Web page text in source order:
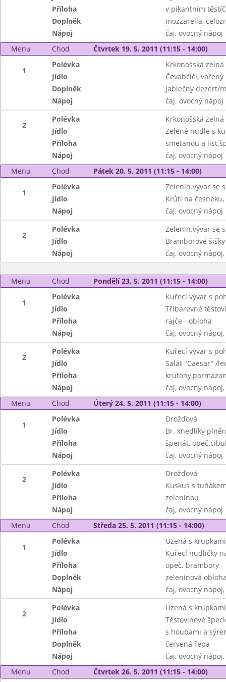
Příloha
v pikantním
Doplněk
mozzarella,
Nápoj
čaj, ovocný nápoj
Menu
Chod Čtvrtek 19. 5. 2011 (11:15 - 14:00)
1
Polévka
Krkonošská zelná
Jídlo
Čevabčiči,
Doplněk
jablečný dezert/
Nápoj
čaj. ovocný nápoj
2
Polévka
Krkonošská zelná
Jídlo
Zelené nudle s
Příloha
smetanou a
Nápoj
čaj, ovocný nápoj
Menu
Chod Pátek 20. 5. 2011 (11:15 - 14:00)
1
Polévka
Zelenin.vývar se
Jídlo
Krůtí na
Nápoj
čaj, ovocný nápoj
2
Polévka
Zelenin.vývar se
Jídlo
Bramborové
Nápoj
čaj, ovocný
Menu Chod Pondělí 23. 5. 2011 (11:15 - 14:00)
1
Polévka
Kuřecí vývar s
Jídlo
Tříbarevné
Příloha
rajče - obloha
Nápoj
čaj, ovocný
2
Polévka
Kuřecí vývar s
Jídlo
Salát "Caesar" /
Příloha
Nápoj
čaj, ovocný
Menu
Chod Úterý 24. 5. 2011 (11:15 - 14:00)
1
Polévka
Drožďová
Jídlo
Br. knedlíky
Příloha
špenát,
Nápoj
čaj, ovocný nápoj
2
Polévka
Drožďová
Jídlo
Kuskus s
Příloha
zeleninou
Nápoj
čaj, ovocný nápoj
Menu
Chod Středa 25. 5. 2011 (11:15 - 14:00)
1
Polévka
Uzená s krupkami
Jídlo
Kuřecí nudličky
Příloha
opeč. brambory
Doplněk
zeleninová
Nápoj
čaj, ovocný
2
Polévka
Uzená s krupkami
Jídlo
Těstovinové
Příloha
s houbami a
Doplněk
červená řepa
Nápoj
čaj, ovocný
Menu
Chod Čtvrtek 26. 5. 2011 (11:15 - 14:00)